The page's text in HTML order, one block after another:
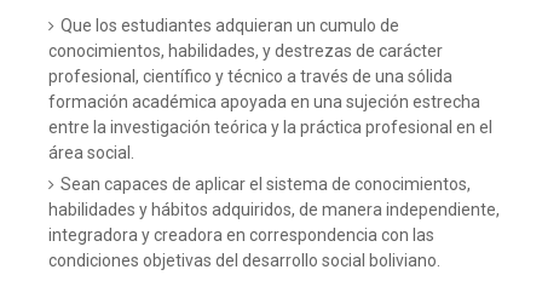
Que los estudiantes adquieran un cumulo de
conocimientos, habilidades, y destrezas de carácter
profesional, científico y técnico a través de una sólida
formación académica apoyada en una sujeción estrecha
entre la investigación teórica y la práctica profesional en el
área social.
Sean capaces de aplicar el sistema de conocimientos,
habilidades y hábitos adquiridos, de manera independiente,
integradora y creadora en correspondencia con las
condiciones objetivas del desarrollo social boliviano.